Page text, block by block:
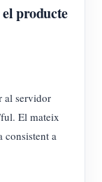
el producte
al servidor
El mateix
consistent a